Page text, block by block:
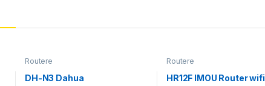
Routere
DH-N3 Dahua
Routere
HR12F IMOU Router wifi